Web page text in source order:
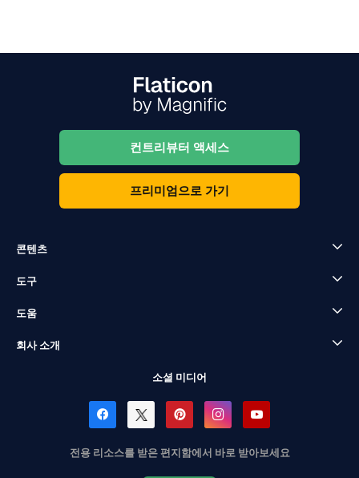
컨트리뷰터 액세스
프리미엄으로 가기
콘텐츠
도구
도움
회사 소개
소셜 미디어
전용 리소스를 받은 편지함에서 바로 받아보세요